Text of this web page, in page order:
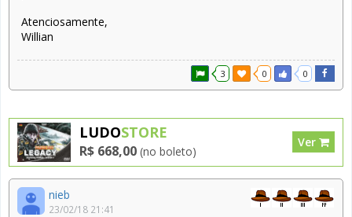
Atenciosamente,
Willian
3 0 0
LUDOSTORE
R$ 668,00 (no boleto)
Ver
nieb
23/02/18 21:41